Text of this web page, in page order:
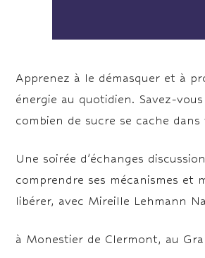
Apprenez à le démasquer et à
énergie au quotidien. Savez-
combien de sucre se cache dans
Une soirée d’échanges
comprendre ses mécanismes et
libérer, avec Mireille Lehmann
à Monestier de Clermont, au